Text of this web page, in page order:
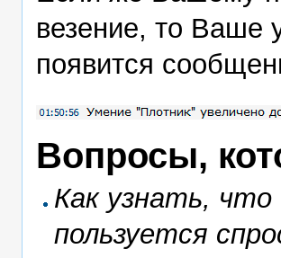
везение, то Ваше
появится
Вопросы,
Как узнать,
пользуется